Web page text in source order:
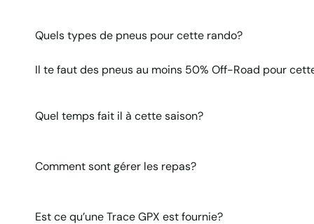
Quels types de pneus pour cette rando?
Il te faut des pneus au moins 50% Off-Road pour
Quel temps fait il à cette saison?
Comment sont gérer les repas?
Est ce qu’une Trace GPX est fournie?